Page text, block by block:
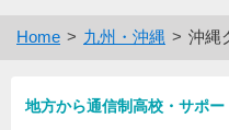
Home 九州・沖縄 沖縄
地方から通信制高校・サポー